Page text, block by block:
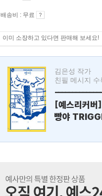
배송비 : 무료
이미 소장하고 있다면 판매해 보세요!
김은성 작가
친필 메시지 수
[예스리커버]
빵야